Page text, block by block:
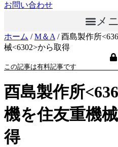
お問い合わせ
メ
ホーム /M＆A /酉島製作所
械<6302>から取得
この記事は有料記事です
酉島製作所
機を住友重機
得